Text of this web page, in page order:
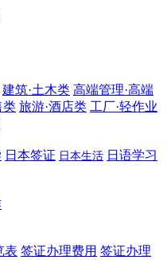
建筑·土木类 高端管理·高端
类 旅游·酒店类 工厂·轻作业
日本签证 日本生活 日语学习
表 签证办理费用 签证办理